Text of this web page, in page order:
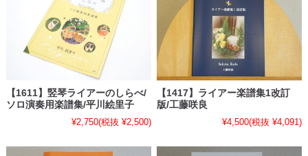
【1611】竪琴ライアーのしらべ/
ソロ演奏用楽譜集/平川絵里子
¥2,750(税抜 ¥2,500)
【1417】ライアー楽譜集1改訂
版/工藤咲良
¥4,500(税抜 ¥4,091)